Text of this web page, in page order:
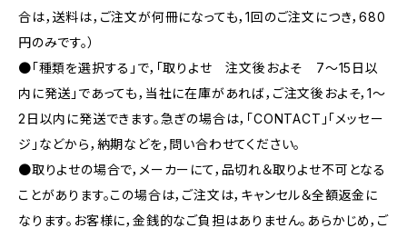
合は，送料は，ご注文が何冊になっても，1回のご注文につき，680
円のみです。）
●「種類を選択する」で，「取りよせ 注文後およそ 7〜15日以
内に発送」であっても，当社に在庫があれば，ご注文後およそ，1〜
2日以内に発送できます。急ぎの場合は，「CONTACT」「メッセー
ジ」などから，納期などを，問い合わせてください。
●取りよせの場合で，メーカーにて，品切れ＆取りよせ不可となる
ことがあります。この場合は，ご注文は，キャンセル＆全額返金に
なります。お客様に，金銭的なご負担はありません。あらかじめ，ご